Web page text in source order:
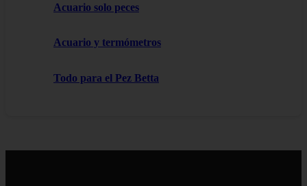
Acuario solo peces
Acuario y termómetros
Todo para el Pez Betta